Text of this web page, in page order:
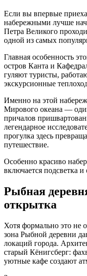
Если вы впервые
набережными лучше
Петра Великого
одной из самых
Главная особенность
остров Канта и
гуляют туристы,
экскурсионные
Именно на этой
Мирового океана —
причалов
легендарное
прогулка здесь
путешествие.
Особенно красиво
включается подсветка
Рыбная
открытка
Хотя формально это не
зона Рыбной деревни
локаций города.
старый Кёнигсберг:
уютные кафе создают